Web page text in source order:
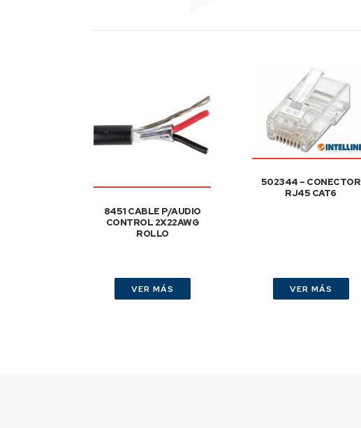
8451 CABLE P/AUDIO
CONTROL 2X22AWG
ROLLO
VER MÁS
502344 – CONECTOR
RJ45 CAT6
VER MÁS